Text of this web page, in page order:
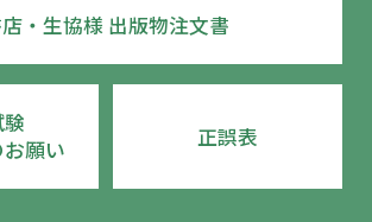
・生協様 出版物注文書
願い
正誤表